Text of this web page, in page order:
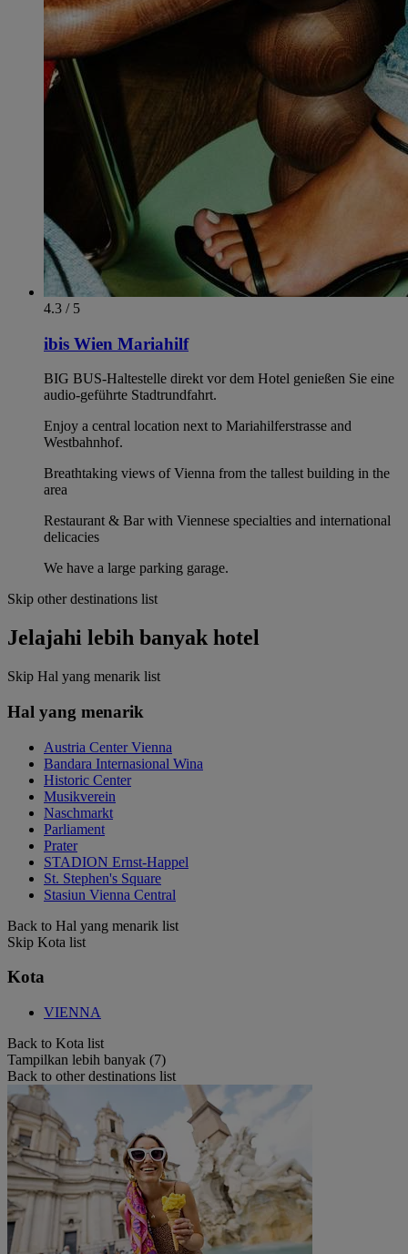
4.3 / 5
ibis Wien Mariahilf
BIG BUS-Haltestelle direkt vor dem Hotel genießen Sie eine
audio-geführte Stadtrundfahrt.
Enjoy a central location next to Mariahilferstrasse and
Westbahnhof.
Breathtaking views of Vienna from the tallest building in the
area
Restaurant & Bar with Viennese specialties and international
delicacies
We have a large parking garage.
Skip other destinations list
Jelajahi lebih banyak hotel
Skip Hal yang menarik list
Hal yang menarik
Austria Center Vienna
Bandara Internasional Wina
Historic Center
Musikverein
Naschmarkt
Parliament
Prater
STADION Ernst-Happel
St. Stephen's Square
Stasiun Vienna Central
Back to Hal yang menarik list
Skip Kota list
Kota
VIENNA
Back to Kota list
Tampilkan lebih banyak (7)
Back to other destinations list